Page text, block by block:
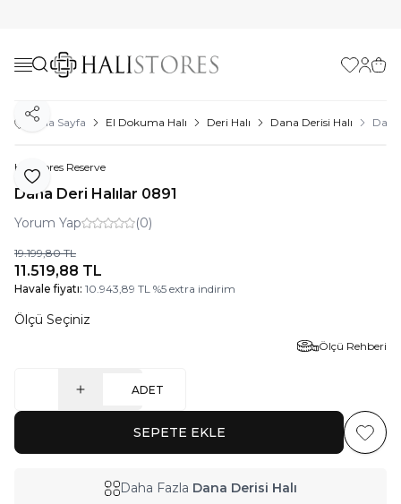
Favorilerim
Ana Sayfa El Dokuma Halı Deri Halı Dana Derisi Halı
Favoriye Ekle
Paylaş
Halıstores Reserve
Dana Deri Halılar 0891
Yorum Yap (0)
19.199,80TL
11.519,88 TL
Havale fiyatı: 10.943,89 TL %5 extra indirim
Ölçü Seçiniz
Ölçü Rehberi
ADET
SEPETE EKLE
Daha Fazla Dana Derisi Halı